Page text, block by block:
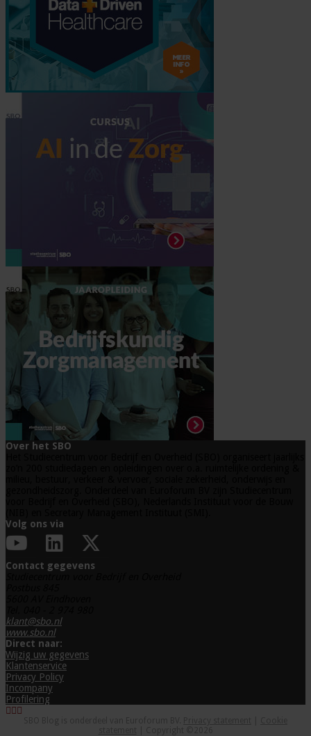
Over het SBO
Volg ons via
Contact gegevens
klant@sbo.nl
www.sbo.nl
Direct naar:
Wijzig uw gegevens
Klantenservice
Privacy Policy
Incompany
Profilering